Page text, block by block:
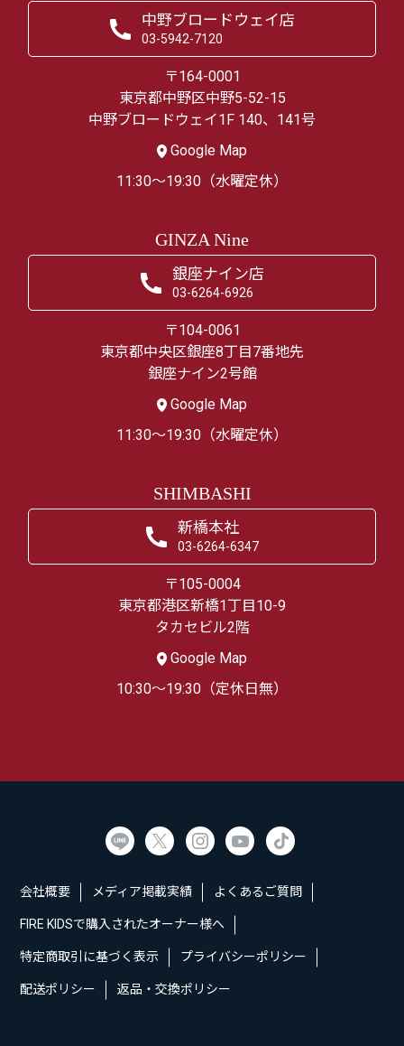
中野ブロードウェイ店
03-5942-7120
〒164-0001
東京都中野区中野5-52-15
中野ブロードウェイ1F 140、141号
Google Map
11:30～19:30（水曜定休）
GINZA Nine
銀座ナイン店
03-6264-6926
〒104-0061
東京都中央区銀座8丁目7番地先
銀座ナイン2号館
Google Map
11:30～19:30（水曜定休）
SHIMBASHI
新橋本社
03-6264-6347
〒105-0004
東京都港区新橋1丁目10-9
タカセビル2階
Google Map
10:30～19:30（定休日無）
会社概要 メディア掲載実績 よくあるご質問
FIRE KIDSで購入されたオーナー様へ
特定商取引に基づく表示 プライバシーポリシー
配送ポリシー 返品・交換ポリシー